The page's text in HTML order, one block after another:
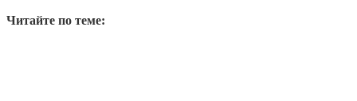
Читайте по теме: